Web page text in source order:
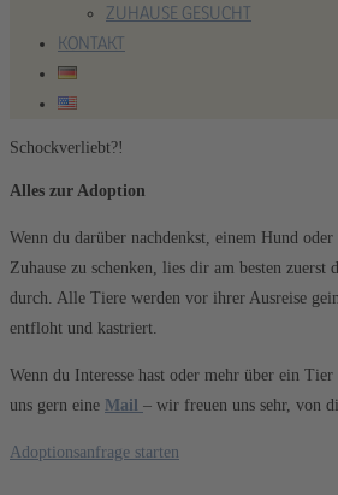
ZUHAUSE GESUCHT
KONTAKT
Schockverliebt?!
Alles zur Adoption
Wenn du darüber nachdenkst, einem Hund
Zuhause zu schenken, lies dir am besten zuerst
durch. Alle Tiere werden vor ihrer Ausreise
entfloht und kastriert.
Wenn du Interesse hast oder mehr über ein
uns gern eine Mail – wir freuen uns sehr, von
Adoptionsanfrage starten